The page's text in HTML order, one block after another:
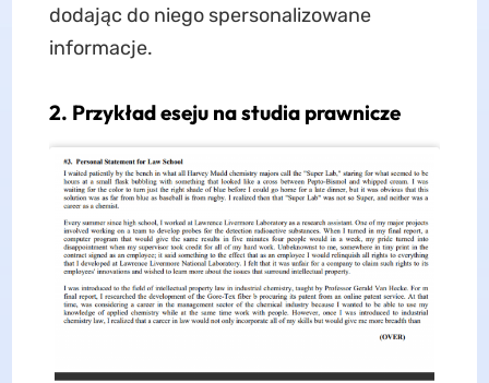
dodając do niego spersonalizowane
informacje.
2. Przykład eseju na studia prawnicze